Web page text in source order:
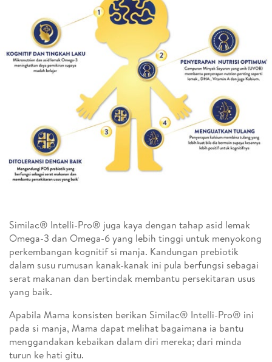
Similac® Intelli-Pro® juga kaya dengan tahap asid lemak
Omega-3 dan Omega-6 yang lebih tinggi untuk menyokong
perkembangan kognitif si manja. Kandungan prebiotik
dalam susu rumusan kanak-kanak ini pula berfungsi sebagai
serat makanan dan bertindak membantu persekitaran usus
yang baik.
Apabila Mama konsisten berikan Similac® Intelli-Pro® ini
pada si manja, Mama dapat melihat bagaimana ia bantu
menggandakan kebaikan dalam diri mereka; dari minda
turun ke hati gitu.